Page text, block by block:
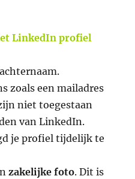
LinkedIn profiel
zoals een mailadres
niet toegestaan
van LinkedIn.
je profiel tijdelijk te
zakelijke foto. Dit is